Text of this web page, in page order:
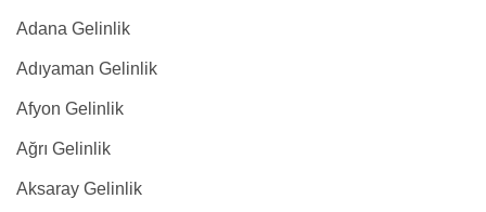
Adana Gelinlik
Adıyaman Gelinlik
Afyon Gelinlik
Ağrı Gelinlik
Aksaray Gelinlik